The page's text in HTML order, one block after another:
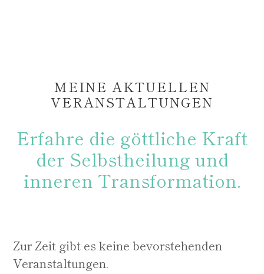
MEINE AKTUELLEN
VERANSTALTUNGEN
Erfahre die göttliche Kraft
der Selbstheilung und
inneren Transformation.
Zur Zeit gibt es keine bevorstehenden
Veranstaltungen.